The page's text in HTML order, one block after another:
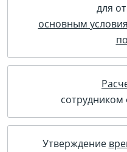
для
основным
сотрудником
Утверждение